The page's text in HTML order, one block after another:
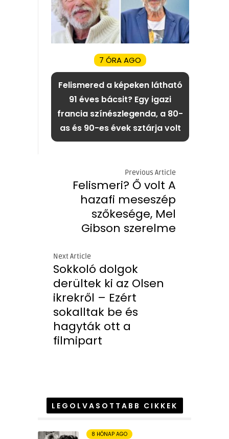
7 ÓRA AGO
Felismered a képeken látható
91 éves bácsit? Egy igazi
francia színészlegenda, a 80-
as és 90-es évek sztárja volt
Previous Article
Felismeri? Ő volt A
hazafi meseszép
szőkesége, Mel
Gibson szerelme
Next Article
Sokkoló dolgok
derültek ki az Olsen
ikrekről – Ezért
sokalltak be és
hagyták ott a
filmipart
LEGOLVASOTTABB CIKKEK
8 HÓNAP AGO